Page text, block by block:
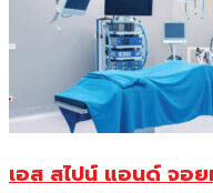
เอส สไปน์ แอนด์ จอ